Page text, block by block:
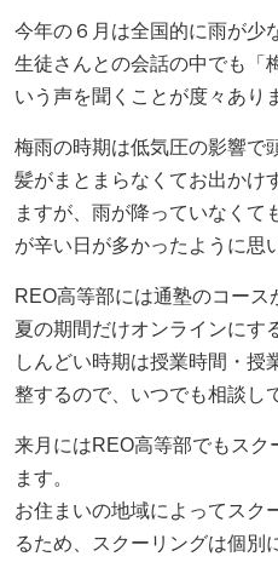
REOちゃんねる
ご案内
REO高等部について
REO高等部の日常
ご本人さまへ
REOちゃんねる
お役立ち情報
未分類
今年の６月は全国的に雨が少
生徒さんとの会話の中でも「
いう声を聞くことが度々あり
梅雨の時期は低気圧の影響で
髪がまとまらなくてお出かけ
ますが、雨が降っていなくて
が辛い日が多かったように思
REO高等部には通塾のコー
夏の期間だけオンラインにす
しんどい時期は授業時間・授
整するので、いつでも相談し
来月にはREO高等部でもスク
ます。
お住まいの地域によってスク
るため、スクーリングは個別